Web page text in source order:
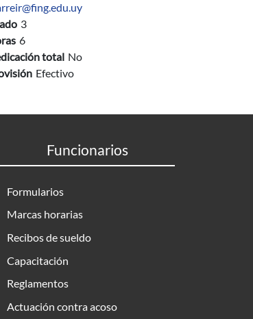
3
6
total No
Efectivo
Funcionarios
Formularios
Marcas horarias
Recibos de sueldo
Capacitación
Reglamentos
Actuación contra acoso